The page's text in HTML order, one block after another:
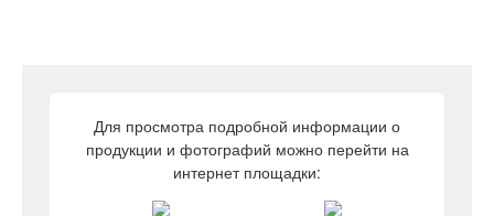
Для просмотра подробной информации о
продукции и фотографий можно перейти на
интернет площадки: